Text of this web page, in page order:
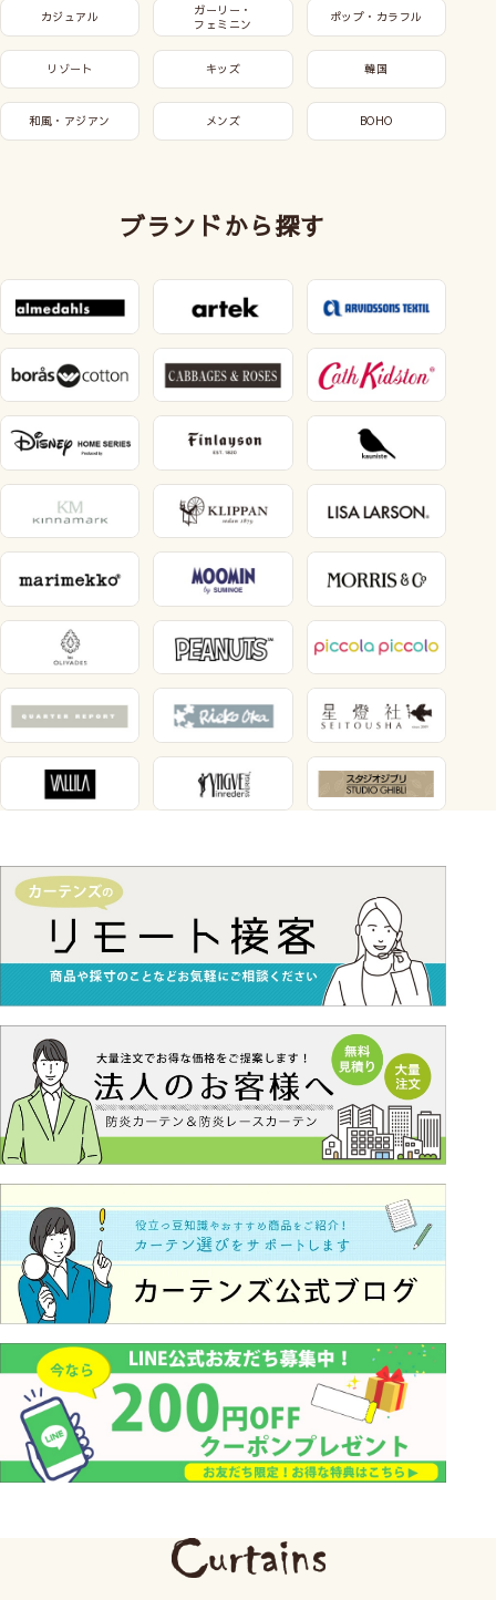
カジュアル
ガーリー・
フェミニン
ポップ・カラフル
リゾート キッズ 韓国
和風・アジアン メンズ BOHO
ブランドから探す